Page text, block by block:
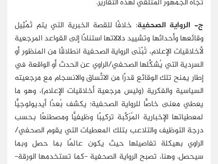
تجاه الجمهور المتلقي لهذه التقارير.
ج- الرواية الصحفية: خلافًا للقصة الخبرية التي يتم تَمْثِيل
وقائعها وأحداثها وتشييد دلالاتها استنادًا إلى القواعد المرجعية
لأخلاقيات الإعلام، تُبْنَى الرواية الصحفية انطلاقًا من المنظور أو
السردية التي يُشكِّلها الصحفي/الراوي عن الحدث أو الواقعة في
إطار يمنح تلك الوقائع قدرًا من الاتِّساق والانسجام مع مرجعيته
السياسية والفكرية (وليس مرجعية أخلاقيات الإعلام)، وهو ما
يعطي معنى خاصًّا للرواية الصحفية؛ يكشف بُعدًا أيديولوجيًّا
لمعطياتها الإخبارية المُرَكَّبة تركيبًا وظيفيًّا ومصطنعًا بحسب
درجة التوظيف والتلاعب بتلك المعطيات التي يقوم الصحفي/
الراوي بهيكلة تفاصيلها حيث يكون عالمًا بما حصل وبما
سيحصل. وهنا، تصبح الرواية الصحفية -كما تستخدمها الورقة-